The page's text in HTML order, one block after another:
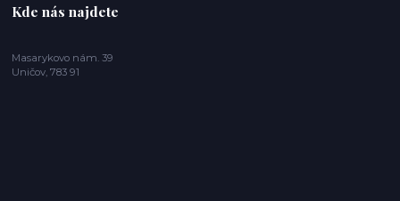
Kde nás najdete
Masarykovo nám. 39
Uničov, 783 91